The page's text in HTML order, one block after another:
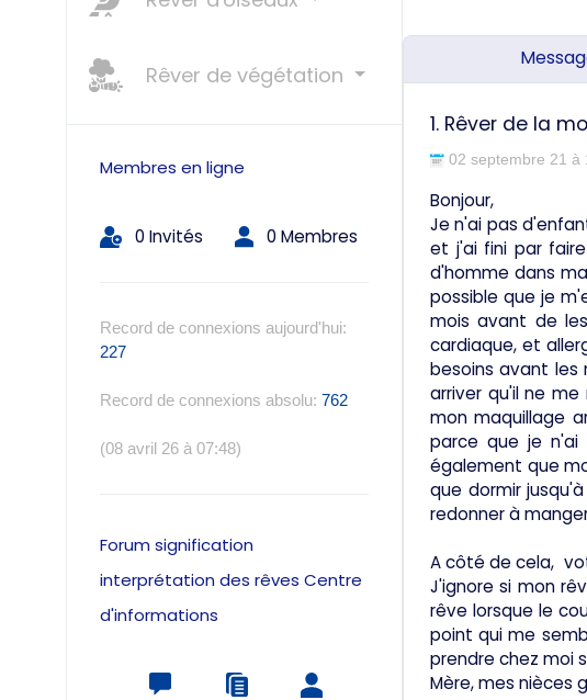
Rêver de végétation
Membres en ligne
0 Invités 0 Membres
Record de connexions aujourd'hui:
227
Record de connexions absolu: 762
(08 avril 26 à 07:48)
Forum signification
interprétation des rêves Centre
d'informations
1. Rêver de la
02 septembre 21 à
Bonjour,
Je n'ai pas
et j'ai fini par
d'homme dans
possible que je
mois avant de
cardiaque, et
besoins avant les
arriver qu'il ne
mon maquillage
parce que je
également que
que dormir
redonner à
A côté de cela,
J'ignore si mon
rêve lorsque le
point qui me
prendre chez moi
Mère, mes nièces